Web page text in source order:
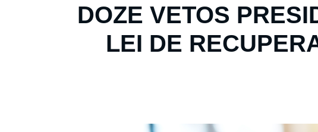
DOZE VETOS
LEI DE